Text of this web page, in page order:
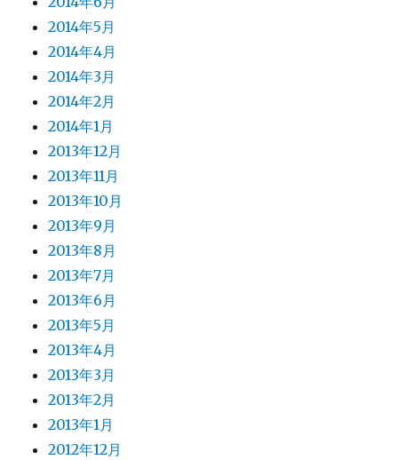
2014年5月
2014年4月
2014年3月
2014年2月
2014年1月
2013年12月
2013年11月
2013年10月
2013年9月
2013年8月
2013年7月
2013年6月
2013年5月
2013年4月
2013年3月
2013年2月
2013年1月
2012年12月